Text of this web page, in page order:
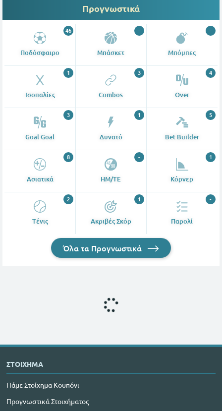
Προγνωστικά
Ποδόσφαιρο
46
Μπάσκετ
-
Μπόμπες
-
Ισοπαλίες
1
Combos
3
Over
4
Goal Goal
3
Δυνατό
1
Bet Builder
5
Ασιατικά
8
ΗΜ/ΤΕ
-
Κόρνερ
1
Tένις
2
Ακριβές Σκόρ
1
Παρολί
-
Όλα τα Προγνωστικά
ΣΤΟΙΧΗΜΑ
Πάμε Στοίχημα Κουπόνι
Προγνωστικά Στοιχήματος